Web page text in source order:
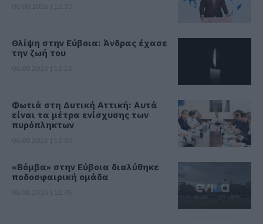
Θλίψη στην Εύβοια: Άνδρας έχασε
την ζωή του
Φωτιά στη Δυτική Αττική: Αυτά
είναι τα μέτρα ενίσχυσης των
πυρόπληκτων
«Βόμβα» στην Εύβοια διαλύθηκε
ποδοσφαιρική ομάδα